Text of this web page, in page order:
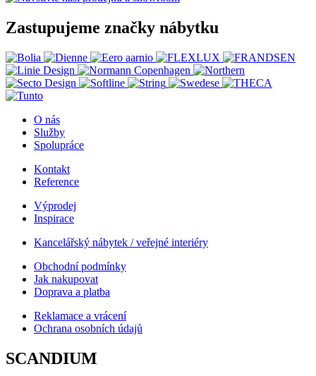
Zastupujeme značky nábytku
O nás
Služby
Spolupráce
Kontakt
Reference
Výprodej
Inspirace
Kancelářský nábytek / veřejné interiéry
Obchodní podmínky
Jak nakupovat
Doprava a platba
Reklamace a vrácení
Ochrana osobních údajů
SCANDIUM